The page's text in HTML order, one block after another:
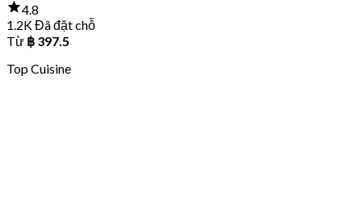
4.8
1.2K Đã đặt chỗ
Từ ฿ 397.5
Top Cuisine